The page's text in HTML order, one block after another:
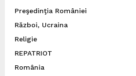
Preşedinţia României
Război, Ucraina
Religie
REPATRIOT
România